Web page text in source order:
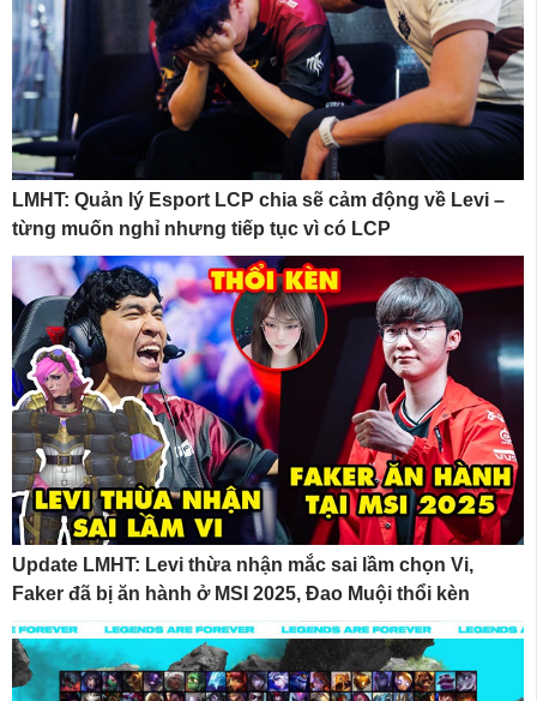
LMHT: Quản lý Esport LCP chia sẽ cảm động về Levi –
từng muốn nghỉ nhưng tiếp tục vì có LCP
Update LMHT: Levi thừa nhận mắc sai lầm chọn Vi,
Faker đã bị ăn hành ở MSI 2025, Đao Muội thổi kèn